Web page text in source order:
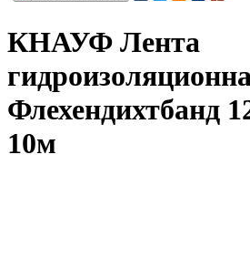
КНАУФ Лента
Флехендихтбанд
10м